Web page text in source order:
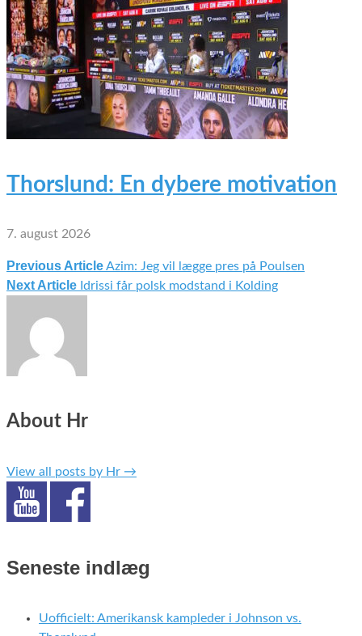
Thorslund: En dybere motivation
7. august 2026
Indlægsnavigation
Previous ArticleAzim: Jeg vil lægge pres på Poulsen
Next Article Idrissi får polsk modstand i Kolding
About Hr
View all posts by Hr →
Seneste indlæg
Uofficielt: Amerikansk kampleder i Johnson vs.